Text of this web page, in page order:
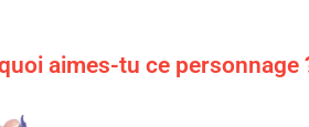
aimes-tu ce personnage